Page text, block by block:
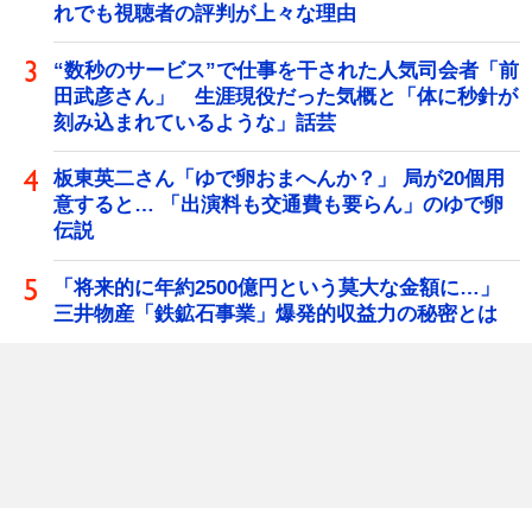
れでも視聴者の評判が上々な理由
“数秒のサービス”で仕事を干された人気司会者「前
田武彦さん」 生涯現役だった気概と「体に秒針が
刻み込まれているような」話芸
板東英二さん「ゆで卵おまへんか？」 局が20個用
意すると… 「出演料も交通費も要らん」のゆで卵
伝説
「将来的に年約2500億円という莫大な金額に…」
三井物産「鉄鉱石事業」爆発的収益力の秘密とは